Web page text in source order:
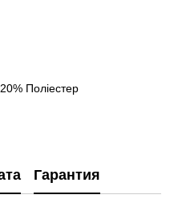
Поліестер
Гарантия